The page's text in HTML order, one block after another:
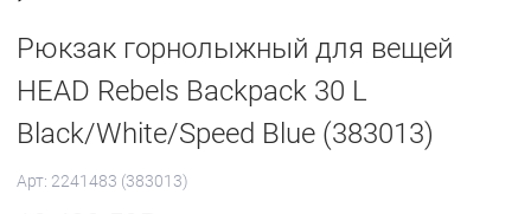
Рюкзак горнолыжный для вещей
HEAD Rebels Backpack 30 L
Black/White/Speed Blue (383013)
Арт: 2241483 (383013)